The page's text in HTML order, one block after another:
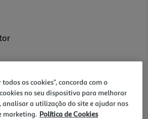
os cookies", concorda com o
no seu dispositivo para melhorar
analisar a utilização do site e ajudar nas
marketing. Política de Cookies